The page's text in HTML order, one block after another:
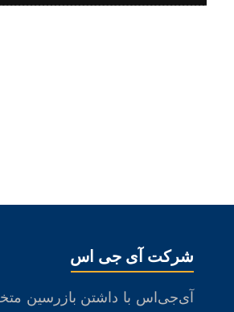
شركت آی جی اس
آی‌جی‌اس با داشتن بازرسین